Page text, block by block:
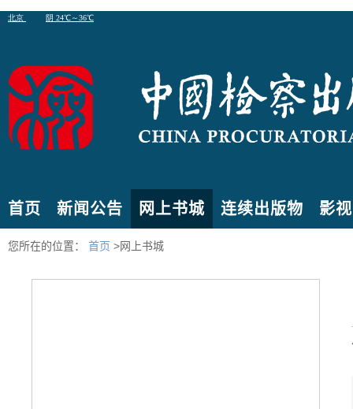
首页 新闻公告 网上书城 连续出版物 影
您所在的位置： 首页 >网上书城